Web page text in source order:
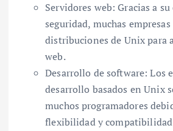
Servidores web: Gracias a
seguridad, muchas
distribuciones de Unix para
web.
Desarrollo de software: Los
desarrollo basados en Unix
muchos programadores
flexibilidad y